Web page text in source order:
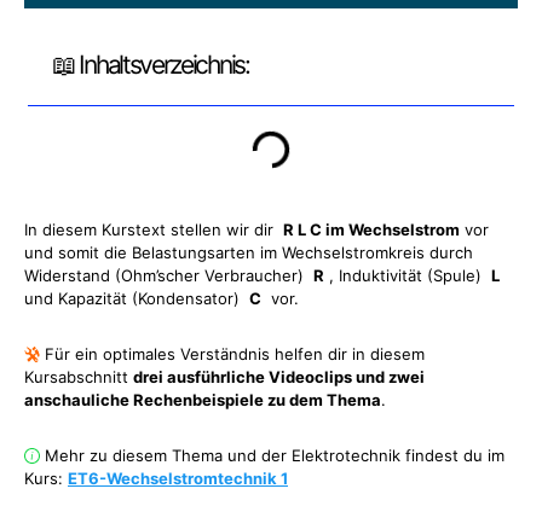
📖 Inhaltsverzeichnis:
In diesem Kurstext stellen wir dir R L C im Wechselstrom vor
und somit die Belastungsarten im Wechselstromkreis durch
Widerstand (Ohm’scher Verbraucher) R , Induktivität (Spule) L
und Kapazität (Kondensator) C vor.
Für ein optimales Verständnis helfen dir in diesem
Kursabschnitt drei ausführliche Videoclips und zwei
anschauliche Rechenbeispiele zu dem Thema.
Mehr zu diesem Thema und der Elektrotechnik findest du im
Kurs: ET6-Wechselstromtechnik 1